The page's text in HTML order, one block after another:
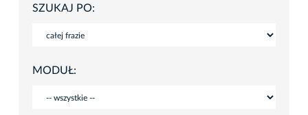
SZUKAJ PO:
MODUŁ: